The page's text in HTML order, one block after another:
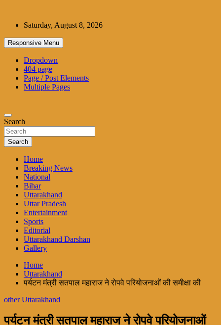
contentSaturday, August 8, 2026
Responsive Menu
Dropdown
404 page
Page / Post Elements
Multiple Pages
Search
Search
Home
Breaking News
National
Bihar
Uttarakhand
Uttar Pradesh
Entertainment
Sports
Editorial
Uttarakhand Darshan
Gallery
Home
Uttarakhand
पर्यटन मंत्री सतपाल महाराज ने रोपवे परियोजनाओं की समीक्षा की
other Uttarakhand
पर्यटन मंत्री सतपाल महाराज ने रोपवे परियोजनाओं